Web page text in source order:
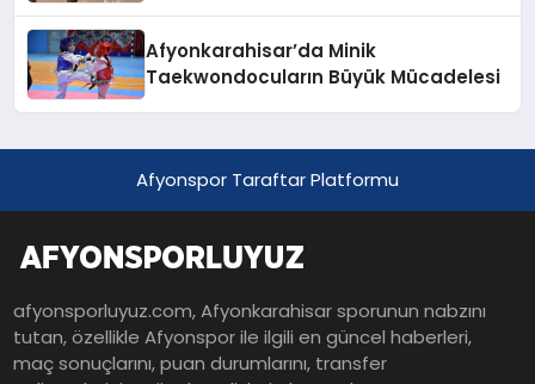
Afyonkarahisar’da Minik
Taekwondocuların Büyük Mücadelesi
Afyonspor Taraftar Platformu
afyonsporluyuz.com, Afyonkarahisar sporunun nabzını
tutan, özellikle Afyonspor ile ilgili en güncel haberleri,
maç sonuçlarını, puan durumlarını, transfer